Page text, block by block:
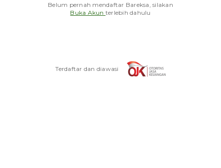
Belum pernah mendaftar Bareksa, silakan
Buka Akun terlebih dahulu
Terdaftar dan diawasi